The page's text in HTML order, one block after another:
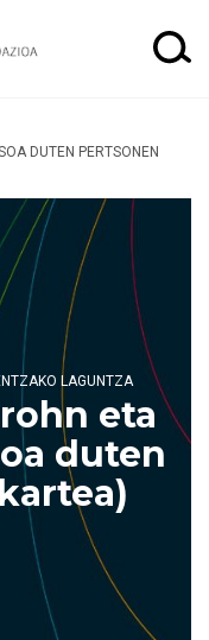
DUTEN PERTSONEN
eta
duten
LAGUNTZA